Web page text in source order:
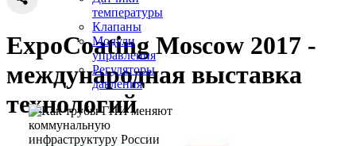
температуры
Клапаны
Модули
управления
Регуляторы
давления
ExpoCoating Moscow 2017 -
международная выставка
технологий